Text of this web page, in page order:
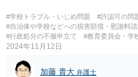
#学校トラブル・いじめ問題
#許認可の問
#自治体や学校などへの損害賠償・慰謝料
#行政処分の不服申立て
#教育委員会・学
2024年11月12日
加藤 貴大 弁護士